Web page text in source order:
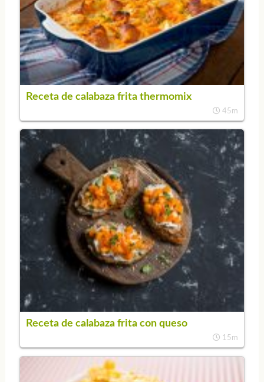
Receta de calabaza frita thermomix
45m
Receta de calabaza frita con queso
15m